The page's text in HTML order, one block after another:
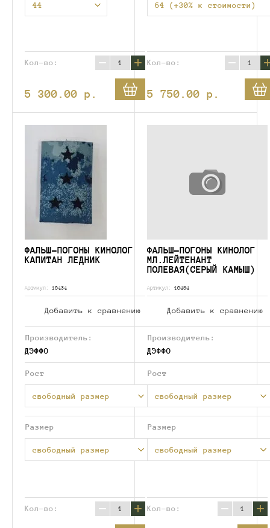
44
Кол-во: − +
5 300.00 p.
64 (+30% к стоимости)
Кол-во: −
5 750.00 p.
ФАЛЬШ-ПОГОНЫ КИНОЛОГ
КАПИТАН ЛЕДНИК
Артикул: 16434
Добавить к сравнению
Производитель:
ДЭФФО
Рост
свободный размер
Размер
свободный размер
Кол-во: − +
ФАЛЬШ-ПОГОНЫ КИНОЛОГ
МЛ.ЛЕЙТЕНАНТ
ПОЛЕВАЯ(СЕРЫЙ КАМЫШ)
Артикул: 16434
Добавить к сравнению
Производитель:
ДЭФФО
Рост
свободный размер
Размер
свободный размер
Кол-во: − +